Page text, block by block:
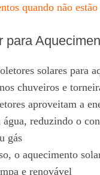
quando não
para
solares para
chuveiros e
aproveitam a
água, reduzindo o
gás
o aquecimento
e renovável